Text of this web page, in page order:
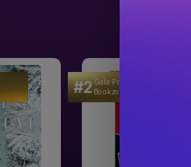
#2Gala Premilor Literare
Bookzone 2025